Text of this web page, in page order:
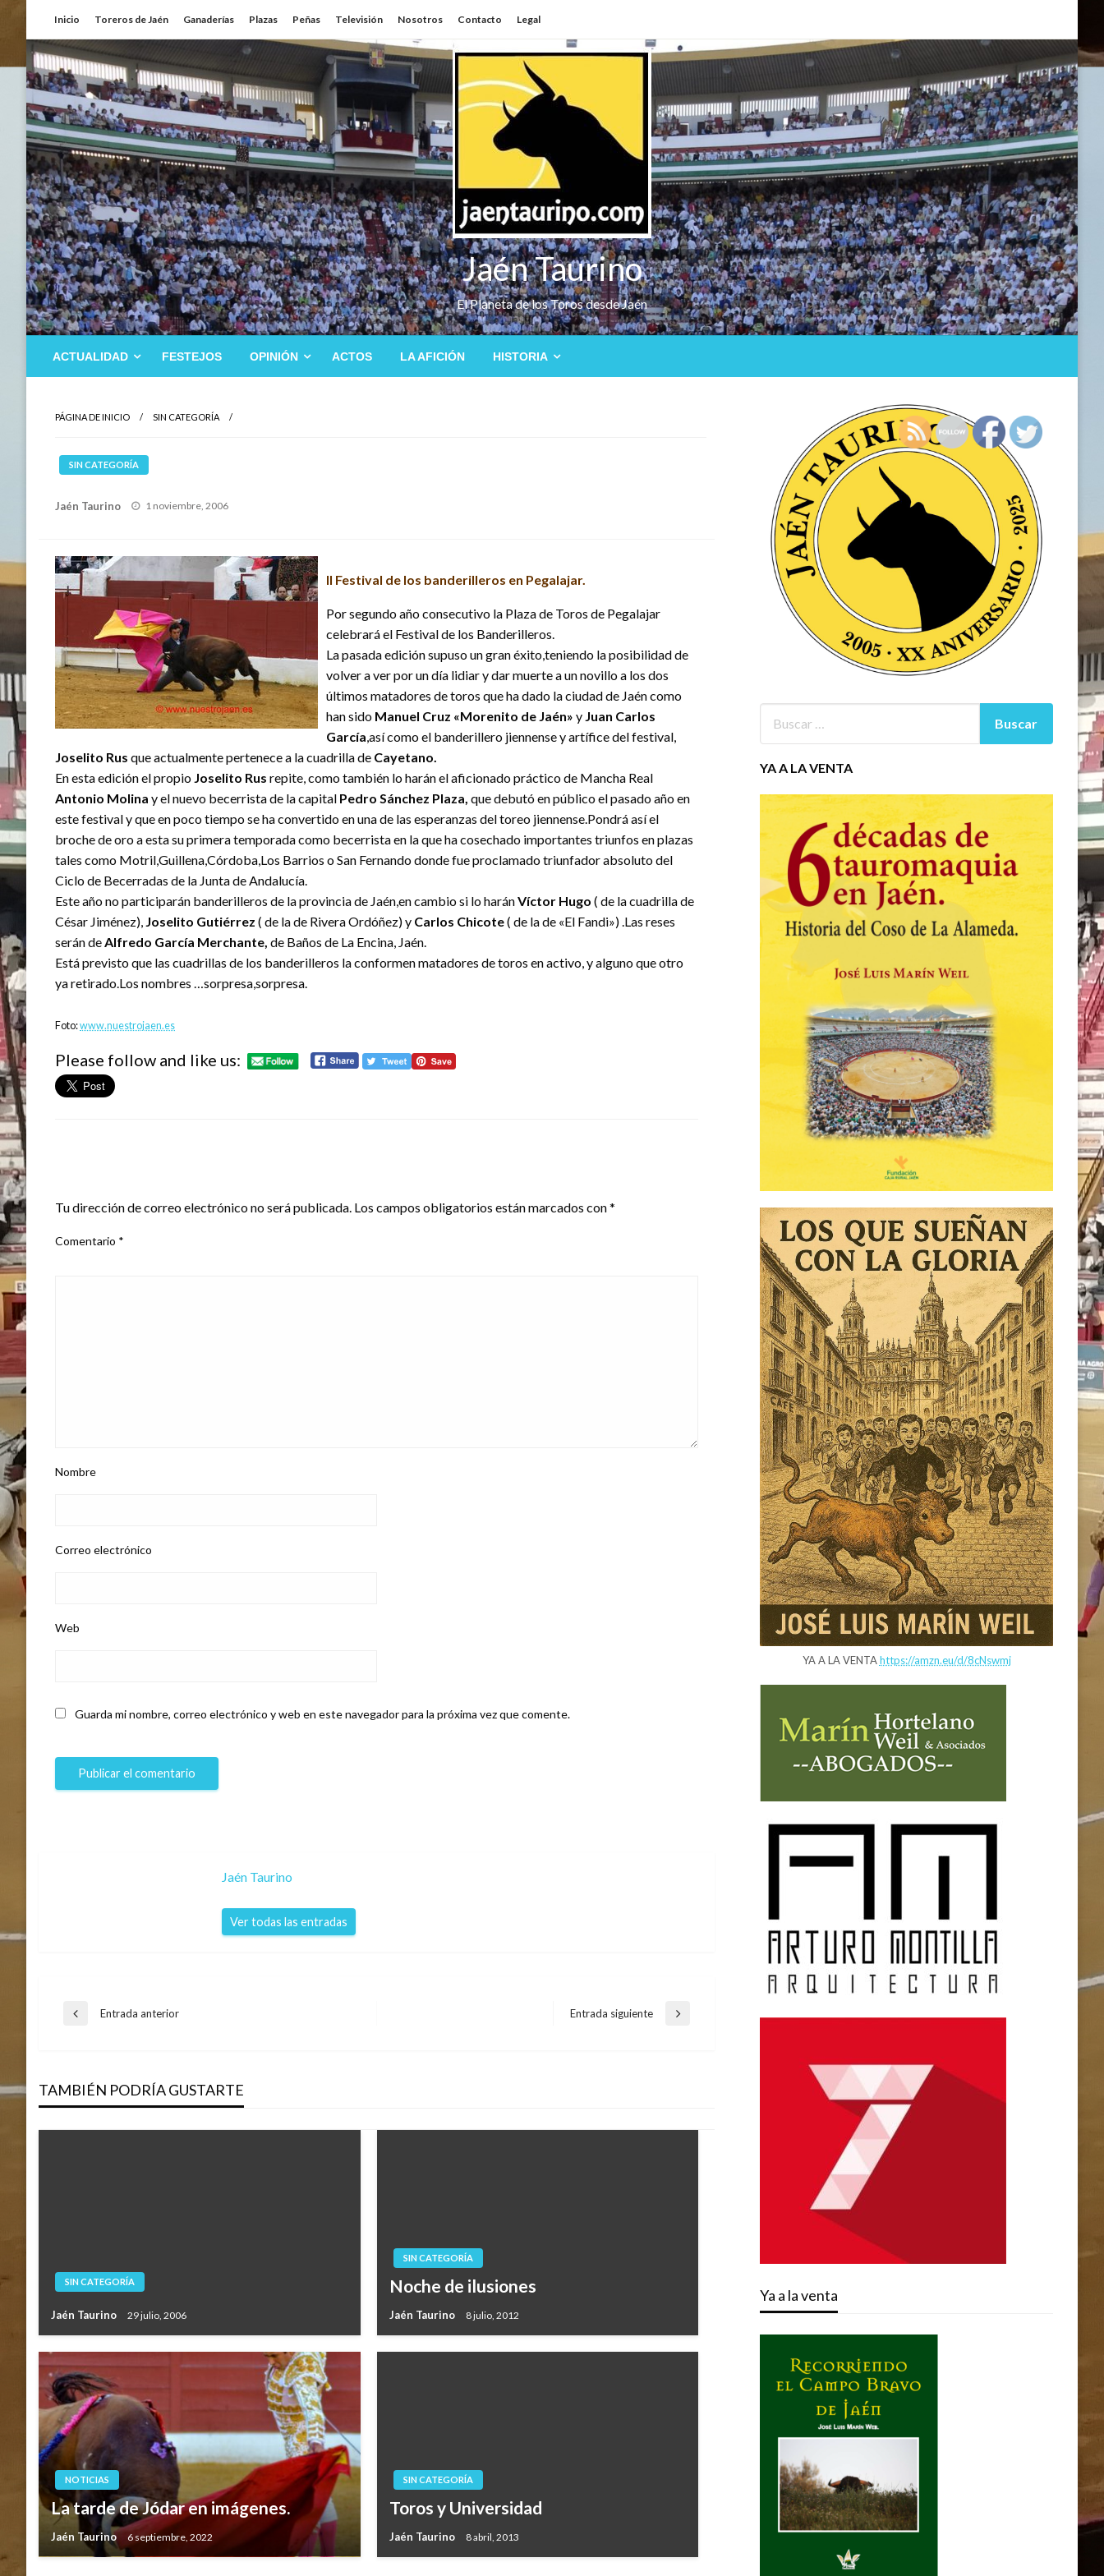
contenido
Inicio Toreros de Jaén Ganaderías Plazas Peñas Televisión Nosotros Contacto Legal
Jaén Taurino
El Planeta de los Toros desde Jaén
ACTUALIDAD FESTEJOS OPINIÓN ACTOS LA AFICIÓN HISTORIA
PÁGINA DE INICIO SIN CATEGORÍA
SIN CATEGORÍA
Jaén Taurino
Publicado
1 noviembre, 2006
II Festival de los banderilleros en Pegalajar.
Por segundo año consecutivo la Plaza de Toros de Pegalajar
celebrará el Festival de los Banderilleros.
La pasada edición supuso un gran éxito,teniendo la posibilidad de
volver a ver por un día lidiar y dar muerte a un novillo a los dos
últimos matadores de toros que ha dado la ciudad de Jaén como
han sido Manuel Cruz «Morenito de Jaén» y Juan Carlos
García,así como el banderillero jiennense y artífice del festival,
Joselito Rus que actualmente pertenece a la cuadrilla de Cayetano.
En esta edición el propio Joselito Rus repite, como también lo harán el aficionado práctico de Mancha Real
Antonio Molina y el nuevo becerrista de la capital Pedro Sánchez Plaza, que debutó en público el pasado año en
este festival y que en poco tiempo se ha convertido en una de las esperanzas del toreo jiennense.Pondrá así el
broche de oro a esta su primera temporada como becerrista en la que ha cosechado importantes triunfos en plazas
tales como Motril,Guillena,Córdoba,Los Barrios o San Fernando donde fue proclamado triunfador absoluto del
Ciclo de Becerradas de la Junta de Andalucía.
Este año no participarán banderilleros de la provincia de Jaén,en cambio si lo haránVíctor Hugo ( de la cuadrilla de
César Jiménez), Joselito Gutiérrez ( de la de Rivera Ordóñez) y Carlos Chicote( de la de «El Fandi») .Las reses
serán deAlfredo García Merchante, de Baños de La Encina, Jaén.
Está previsto que las cuadrillas de los banderilleros la conformen matadores de toros en activo, y alguno que otro
ya retirado.Los nombres …sorpresa,sorpresa.
Foto:www.nuestrojaen.es
Please follow and like us:
Tu dirección de correo electrónico no será publicada. Los campos obligatorios están marcados con*
Comentario *
Nombre
Correo electrónico
Web
Guarda mi nombre, correo electrónico y web en este navegador para la próxima vez que comente.
Jaén Taurino
Ver todas las entradas
Navegación
entradas
Entrada
Entrada anterior
Entrada
Entrada siguiente
TAMBIÉN PODRÍA GUSTARTE
SIN CATEGORÍA
Jaén Taurino 29 julio, 2006
SIN CATEGORÍA
Noche de ilusiones
Jaén Taurino 8 julio, 2012
NOTICIAS
La tarde de Jódar en imágenes.
Jaén Taurino 6 septiembre, 2022
SIN CATEGORÍA
Toros y Universidad
Jaén Taurino 8 abril, 2013
YA A LA VENTA
YA A LA VENTAhttps://amzn.eu/d/8cNswmj
Ya a la venta